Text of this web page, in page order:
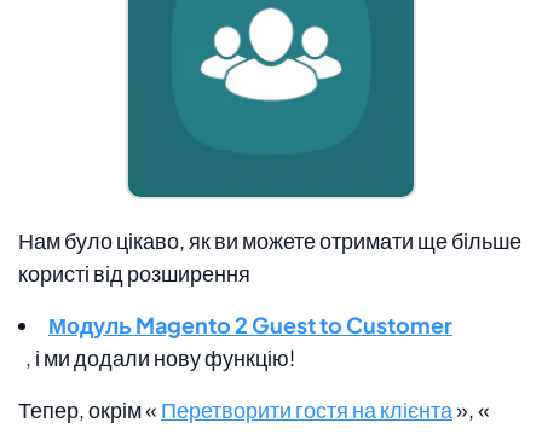
Нам було цікаво, як ви можете отримати ще більше
користі від розширення
Модуль Magento 2 Guest to Customer
, і ми додали нову функцію!
Тепер, окрім « Перетворити гостя на клієнта», «